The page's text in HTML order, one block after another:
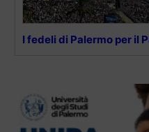
I fedeli di Palermo per il